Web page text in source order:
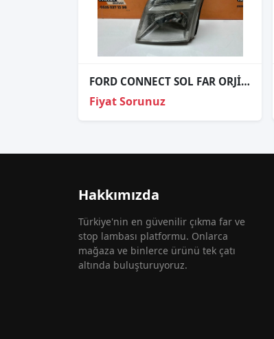
FORD CONNECT SOL FAR ORJİNAL
Fiyat Sorunuz
Hakkımızda
Türkiye'nin en güvenilir çıkma far ve
stop lambası platformu. Onlarca
mağaza ve binlerce ürünü tek çatı
altında buluşturuyoruz.